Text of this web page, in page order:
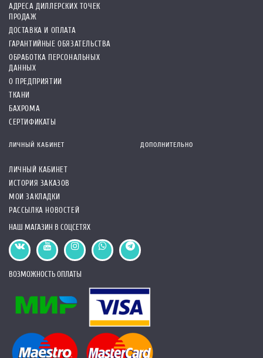
АДРЕСА ДИЛЛЕРСКИХ ТОЧЕК
ПРОДАЖ
ДОСТАВКА И ОПЛАТА
ГАРАНТИЙНЫЕ ОБЯЗАТЕЛЬСТВА
ОБРАБОТКА ПЕРСОНАЛЬНЫХ
ДАННЫХ
О ПРЕДПРИЯТИИ
ТКАНИ
БАХРОМА
СЕРТИФИКАТЫ
ЛИЧНЫЙ КАБИНЕТ
ЛИЧНЫЙ КАБИНЕТ
ИСТОРИЯ ЗАКАЗОВ
МОИ ЗАКЛАДКИ
РАССЫЛКА НОВОСТЕЙ
ДОПОЛНИТЕЛЬНО
НАШ МАГАЗИН В СОЦСЕТЯХ
ВОЗМОЖНОСТЬ ОПЛАТЫ